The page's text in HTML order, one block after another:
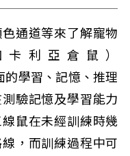
通道等來了解寵物
利亞倉鼠）
的學習、記憶、推理
驗記憶及學習能力
鼠在未經訓練時幾
，而訓練過程中可